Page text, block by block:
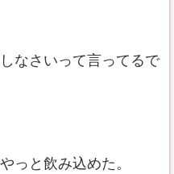
なさいって言ってるで
っと飲み込めた。